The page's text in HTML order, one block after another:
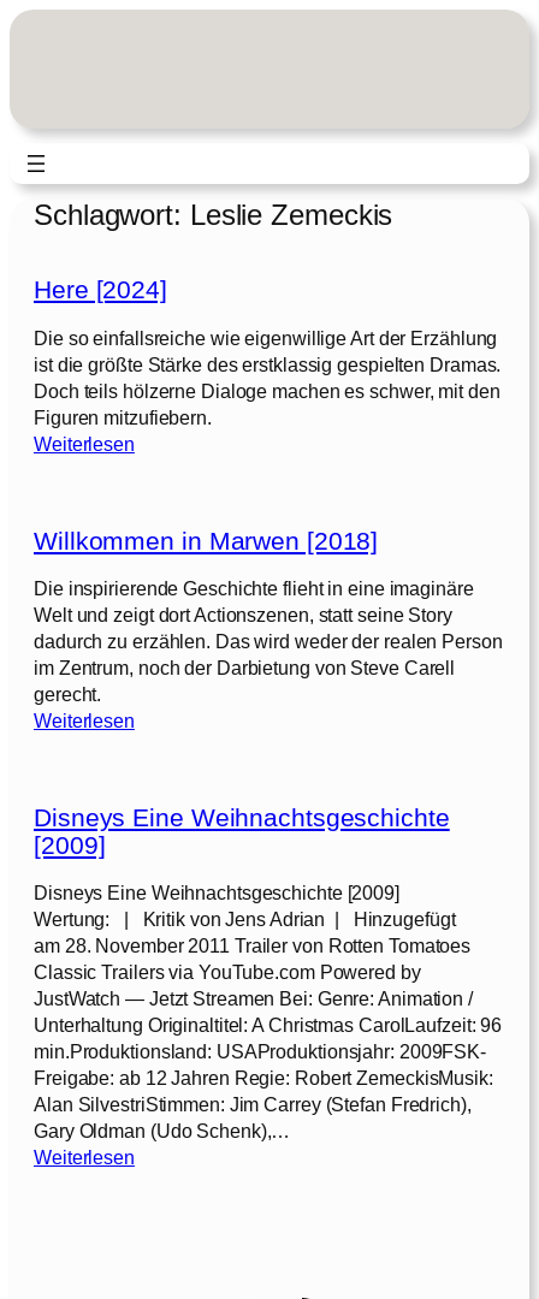
Zum
Schlagwort: Leslie Zemeckis
Here [2024]
Die so einfallsreiche wie eigenwillige Art der Erzählung
ist die größte Stärke des erstklassig gespielten Dramas.
Doch teils hölzerne Dialoge machen es schwer, mit den
Figuren mitzufiebern.
Weiterlesen:
e
2
0
2
4
Willkommen in Marwen [2018]
Die inspirierende Geschichte flieht in eine imaginäre
Welt und zeigt dort Actionszenen, statt seine Story
dadurch zu erzählen. Das wird weder der realen Person
im Zentrum, noch der Darbietung von Steve Carell
gerecht.
Weiterlesen:
l
m
m
e
n
n
M
a
r
w
e
Disneys Eine Weihnachtsgeschichte
[2009]
Disneys Eine Weihnachtsgeschichte [2009]
Wertung: | Kritik von Jens Adrian | Hinzugefügt
am 28. November 2011 Trailer von Rotten Tomatoes
Classic Trailers via YouTube.com Powered by
JustWatch — Jetzt Streamen Bei: Genre: Animation /
Unterhaltung Originaltitel: A Christmas CarolLaufzeit: 96
min.Produktionsland: USAProduktionsjahr: 2009FSK-
Freigabe: ab 12 Jahren Regie: Robert ZemeckisMusik:
Alan SilvestriStimmen: Jim Carrey (Stefan Fredrich),
Gary Oldman (Udo Schenk),…
Weiterlesen: